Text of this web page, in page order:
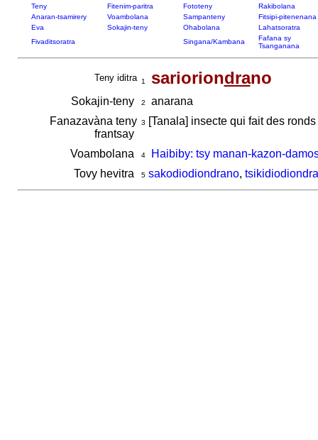
Teny Fitenim-paritra Fototeny
Rakibolana
Anaran-tsamirery
Voambolana Sampanteny
Fitsipi-pitenenana
Eva
Sokajin-teny Ohabolana
Lahatsoratra
Fivaditsoratra
Singana/Kambana
Fafana sy
Tsanganana
Teny iditra 1 sarioriondrano
Sokajin-teny 2
anarana
Fanazavàna teny
frantsay
3 [Tanala] insecte qui fait des
Voambolana 4
Haibiby: tsy manan-kazon-
Tovy hevitra
5 sakodiodiondrano,